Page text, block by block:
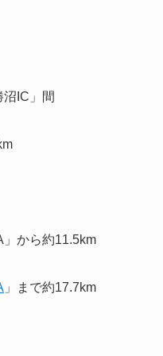
沼IC」間
から約11.5km
」まで約17.7km